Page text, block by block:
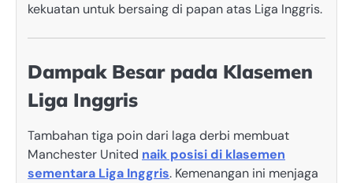
kekuatan untuk bersaing di papan atas Liga Inggris.
Dampak Besar pada Klasemen
Liga Inggris
Tambahan tiga poin dari laga derbi membuat
Manchester United naik posisi di klasemen
sementara Liga Inggris. Kemenangan ini menjaga